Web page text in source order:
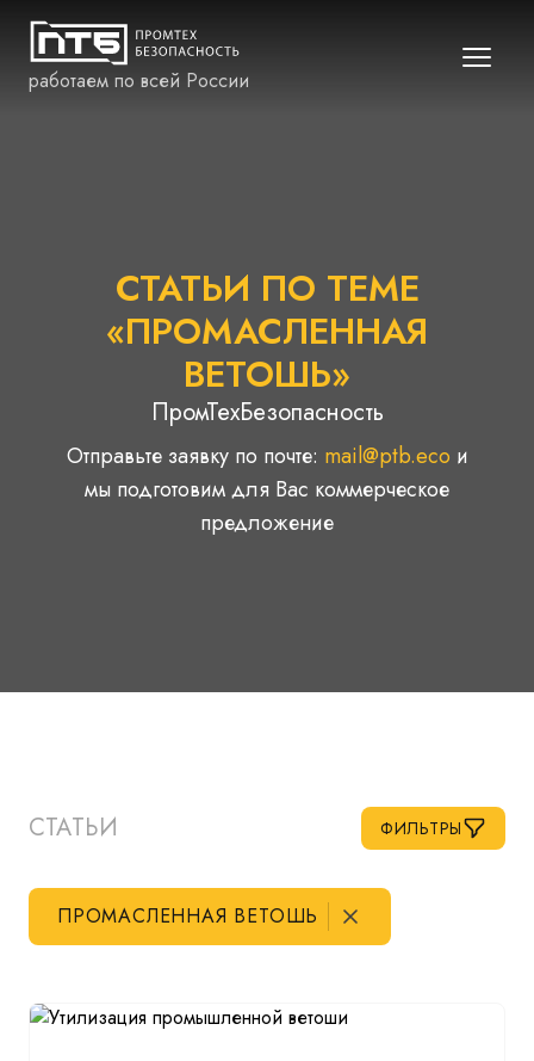
работаем по всей России
СТАТЬИ ПО ТЕМЕ
«ПРОМАСЛЕННАЯ
ВЕТОШЬ»
ПромТехБезопасность
Отправьте заявку по почте: mail@ptb.eco и
мы подготовим для Вас коммерческое
предложение
СТАТЬИ ФИЛЬТРЫ
ПРОМАСЛЕННАЯ ВЕТОШЬ